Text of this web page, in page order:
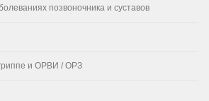
позвоночника и суставов
и ОРВИ / ОРЗ